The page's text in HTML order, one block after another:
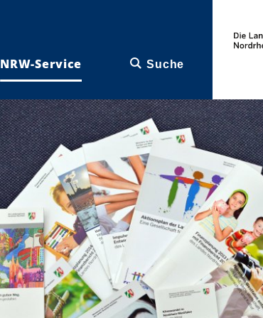
NRW-Service Suche